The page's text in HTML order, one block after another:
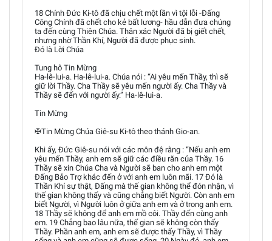
18 Chính Đức Ki-tô đã chịu chết một lần vì tội lỗi -Đấng
Công Chính đã chết cho kẻ bất lương- hầu dẫn đưa chúng
ta đến cùng Thiên Chúa. Thân xác Người đã bị giết chết,
nhưng nhờ Thần Khí, Người đã được phục sinh.
Đó là Lời Chúa
Tung hô Tin Mừng
Ha-lê-lui-a. Ha-lê-lui-a. Chúa nói : “Ai yêu mến Thầy, thì sẽ
giữ lời Thầy. Cha Thầy sẽ yêu mến người ấy. Cha Thầy và
Thầy sẽ đến với người ấy.” Ha-lê-lui-a.
Tin Mừng
✠Tin Mừng Chúa Giê-su Ki-tô theo thánh Gio-an.
Khi ấy, Đức Giê-su nói với các môn đệ rằng : “Nếu anh em
yêu mến Thầy, anh em sẽ giữ các điều răn của Thầy. 16
Thầy sẽ xin Chúa Cha và Người sẽ ban cho anh em một
Đấng Bảo Trợ khác đến ở với anh em luôn mãi. 17 Đó là
Thần Khí sự thật, Đấng mà thế gian không thể đón nhận, vì
thế gian không thấy và cũng chẳng biết Người. Còn anh em
biết Người, vì Người luôn ở giữa anh em và ở trong anh em.
18 Thầy sẽ không để anh em mồ côi. Thầy đến cùng anh
em. 19 Chẳng bao lâu nữa, thế gian sẽ không còn thấy
Thầy. Phần anh em, anh em sẽ được thấy Thầy, vì Thầy